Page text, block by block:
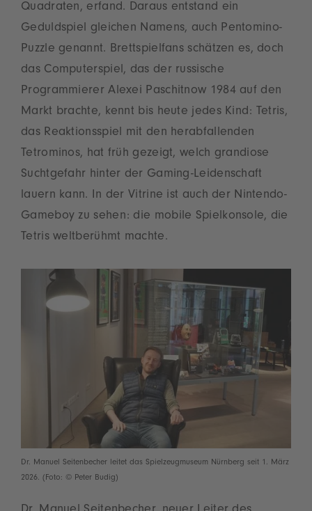
Quadraten, erfand. Daraus entstand ein
Geduldspiel gleichen Namens, auch Pentomino-
Puzzle genannt. Brettspielfans schätzen es, doch
das Computerspiel, das der russische
Programmierer Alexei Paschitnow 1984 auf den
Markt brachte, kennt bis heute jedes Kind: Tetris,
das Reaktionsspiel mit den herabfallenden
Tetrominos, hat früh gezeigt, welch grandiose
Suchtgefahr hinter der Gaming-Leidenschaft
lauern kann. In der Vitrine ist auch der Nintendo-
Gameboy zu sehen: die mobile Spielkonsole, die
Tetris weltberühmt machte.
Dr. Manuel Seitenbecher leitet das Spielzeugmuseum Nürnberg seit 1. März
2026. (Foto: © Peter Budig)